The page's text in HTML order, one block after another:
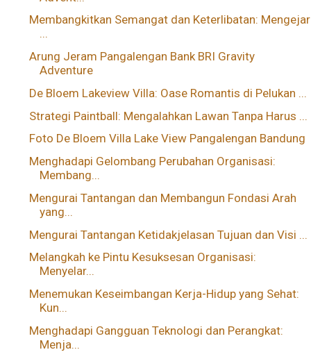
Membangkitkan Semangat dan Keterlibatan: Mengejar
...
Arung Jeram Pangalengan Bank BRI Gravity
Adventure
De Bloem Lakeview Villa: Oase Romantis di Pelukan ...
Strategi Paintball: Mengalahkan Lawan Tanpa Harus ...
Foto De Bloem Villa Lake View Pangalengan Bandung
Menghadapi Gelombang Perubahan Organisasi:
Membang...
Mengurai Tantangan dan Membangun Fondasi Arah
yang...
Mengurai Tantangan Ketidakjelasan Tujuan dan Visi ...
Melangkah ke Pintu Kesuksesan Organisasi:
Menyelar...
Menemukan Keseimbangan Kerja-Hidup yang Sehat:
Kun...
Menghadapi Gangguan Teknologi dan Perangkat:
Menja...